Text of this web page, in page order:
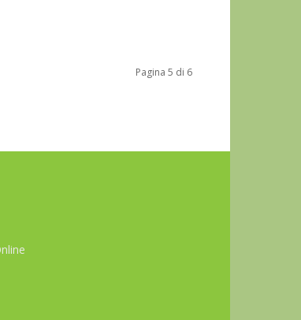
Pagina 5 di 6